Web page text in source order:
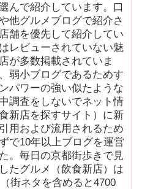
んで紹介しています。口
他グルメブログで紹介さ
舗を優先して紹介してい
レビューされていない魅
が多数掲載されていま
弱小ブログであるためす
パワーの強い似たような
調査をしないでネット情
新店を探すサイト）に新
用および流用されるため
で10年以上ブログを運営
。毎日の京都街歩きで見
たグルメ（飲食新店）は
街ネタを含めると4700